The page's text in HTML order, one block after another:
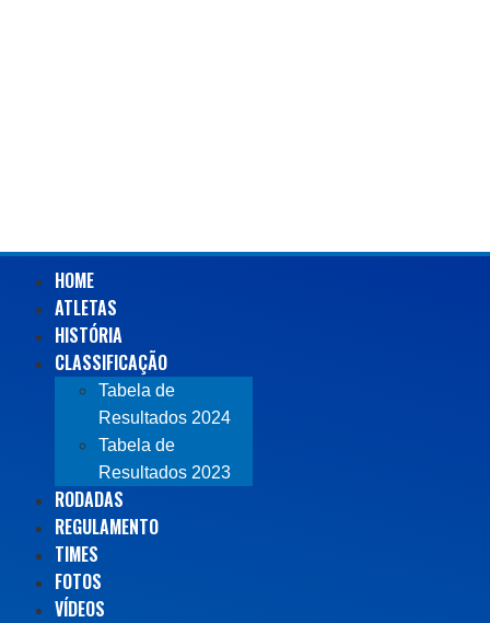
HOME
ATLETAS
HISTÓRIA
CLASSIFICAÇÃO
Tabela de
Resultados 2024
Tabela de
Resultados 2023
RODADAS
REGULAMENTO
TIMES
FOTOS
VÍDEOS